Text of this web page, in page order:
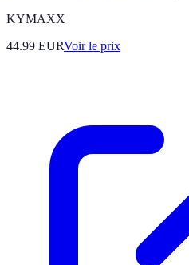
KYMAXX
44.99 EURVoir le prix